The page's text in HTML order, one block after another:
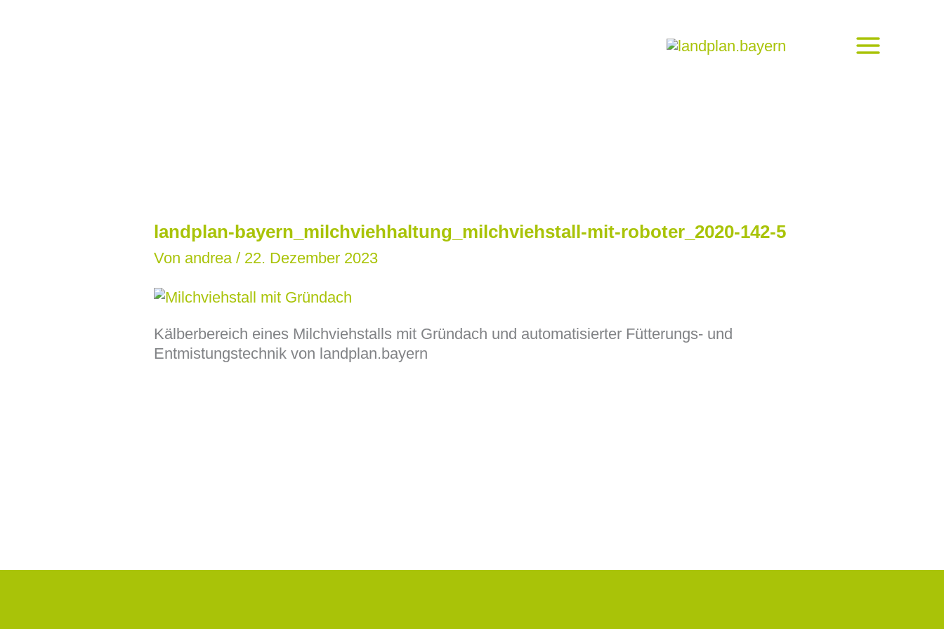
landplan-bayern_milchviehhaltung_milchviehstall-mit-roboter_2020-142-5
Von andrea / 22. Dezember 2023
Kälberbereich eines Milchviehstalls mit Gründach und automatisierter Fütterungs- und
Entmistungstechnik von landplan.bayern